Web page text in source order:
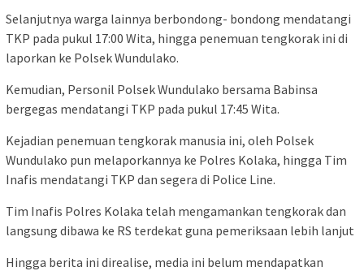
Selanjutnya warga lainnya berbondong- bondong mendatangi
TKP pada pukul 17:00 Wita, hingga penemuan tengkorak ini di
laporkan ke Polsek Wundulako.
Kemudian, Personil Polsek Wundulako bersama Babinsa
bergegas mendatangi TKP pada pukul 17:45 Wita.
Kejadian penemuan tengkorak manusia ini, oleh Polsek
Wundulako pun melaporkannya ke Polres Kolaka, hingga Tim
Inafis mendatangi TKP dan segera di Police Line.
Tim Inafis Polres Kolaka telah mengamankan tengkorak dan
langsung dibawa ke RS terdekat guna pemeriksaan lebih lanjut
Hingga berita ini direalise, media ini belum mendapatkan